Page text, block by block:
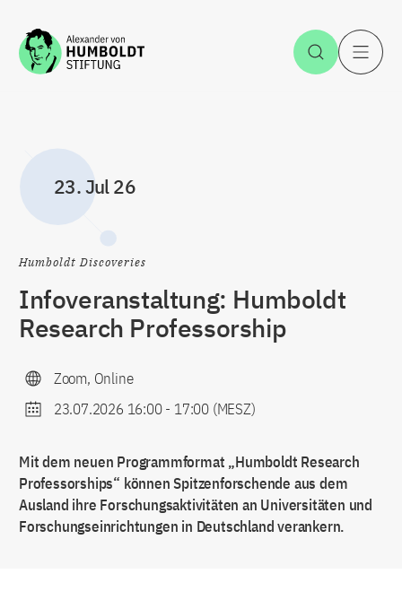
Zum Inhalt springen Suche
23. Jul 26
Humboldt Discoveries
Infoveranstaltung: Humboldt
Research Professorship
Zoom, Online
23.07.2026 16:00- 17:00 (MESZ)
Mit dem neuen Programmformat „Humboldt Research
Professorships“ können Spitzenforschende aus dem
Ausland ihre Forschungsaktivitäten an Universitäten und
Forschungseinrichtungen in Deutschland verankern.